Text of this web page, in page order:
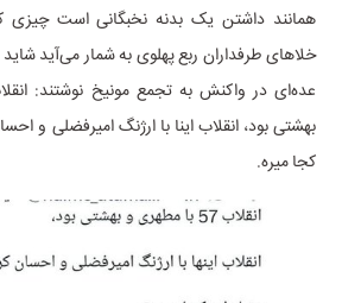
همانند داشتن یک بدنه نخبگانی است چیزی
خلاهای طرفداران ربع پهلوی به شمار می‌آید
بهشتی بود، انقلاب اینا با ارژنگ امیرفضلی و
کجا میره.